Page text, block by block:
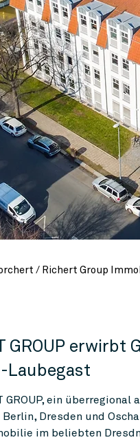
/ Richert Group
GROUP
Laubegast
GROUP, ein
Dresden und
im beliebten